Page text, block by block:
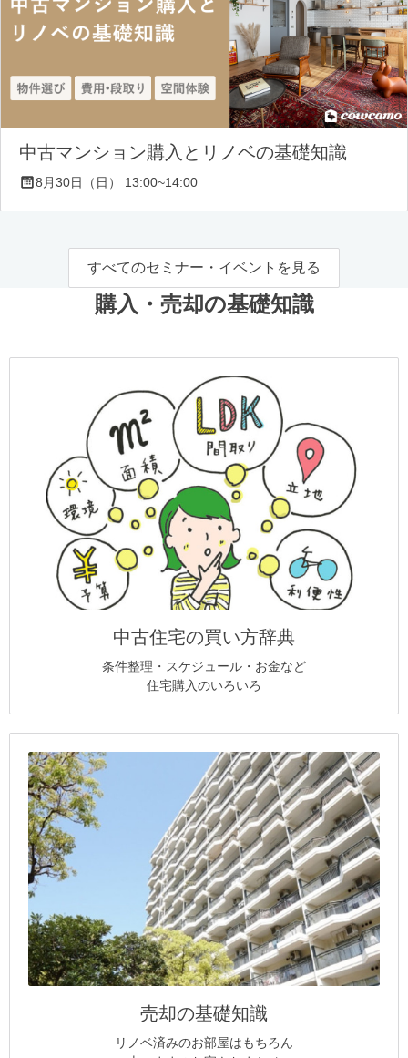
中古マンション購入とリノベの基礎知識
8月30日（日） 13:00~14:00
すべてのセミナー・イベントを見る
購入・売却の基礎知識
中古住宅の買い方辞典
条件整理・スケジュール・お金など
住宅購入のいろいろ
売却の基礎知識
リノベ済みのお部屋はもちろん